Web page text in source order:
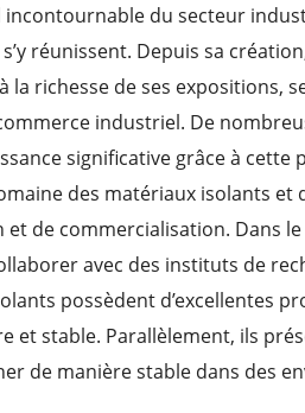
incontournable du secteur
réunissent. Depuis sa
la richesse de ses expositions,
industriel. De
significative grâce à cette
des matériaux isolants
de commercialisation. Dans
avec des instituts de
possèdent d’excellentes
et stable. Parallèlement, ils
de manière stable dans des